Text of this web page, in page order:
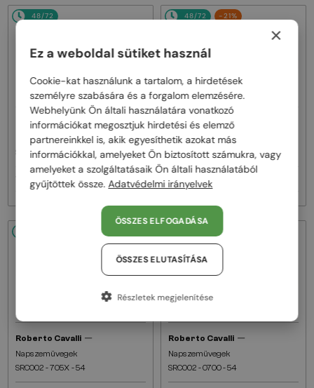
48/72
Roberto Cavalli—
Napszemüvegek
SRC006 - 0300 - 63
104 000 Ft
48/72 -21%
Roberto Cavalli—
Napszemüvegek
SRC002S - 700Y - 54
72 000 Ft
Roberto Cavalli —
Napszemüvegek
SRC002 - 705X - 54
-21%
Roberto Cavalli —
Napszemüvegek
SRC002 - 0700 - 54
×
Ez a weboldal sütiket használ
Cookie-kat használunk a tartalom, a hirdetések
személyre szabására és a forgalom elemzésére.
Webhelyünk Ön általi használatára vonatkozó
információkat megosztjuk hirdetési és elemző
partnereinkkel is, akik egyesíthetik azokat más
információkkal, amelyeket Ön biztosított számukra, vagy
amelyeket a szolgáltatásaik Ön általi használatából
gyűjtöttek össze.Adatvédelmi irányelvek
ÖSSZES ELFOGADÁSA
ÖSSZES ELUTASÍTÁSA
Részletek megjelenítése